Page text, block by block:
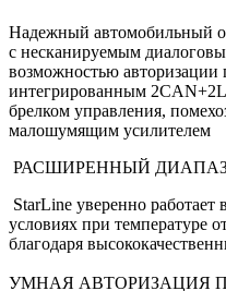
Надежный автомобильный
с несканируемым
возможностью авторизации
интегрированным
брелком управления,
малошумящим усилителем
РАСШИРЕННЫЙ
StarLine уверенно
условиях при температуре
благодаря
УМНАЯ АВТОРИЗАЦИЯ ПО